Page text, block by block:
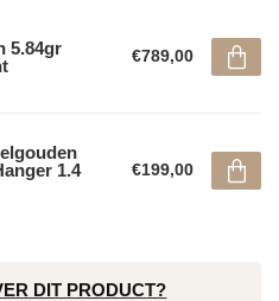
5.84gr
€789,00
1.4
€199,00
DIT PRODUCT?